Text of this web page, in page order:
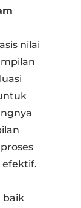
nilai
efektif.
baik